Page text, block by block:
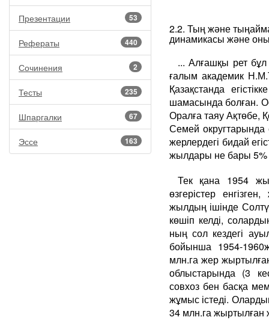
53
Презентации
440
Рефераты
2
Сочинения
235
Тесты
67
Шпаргалки
163
Эссе
2.2. Тың және
динамикасы және
... Алғашқы рет бұл
ғалым академик
Қазақстанда
шамасында болған.
Оралға таяу Ақтөбе,
Семей
жерлердегі бидай
жылдары не бары 5%
Тек қана 1954
өзгерістер
жылдың ішінде
көшіп келді,
ның сол кездегі
бойынша 1954-
млн.га жер
облыстарында (3
совхоз бен басқа
жұмыс істеді.
34 млн.га жыртылған